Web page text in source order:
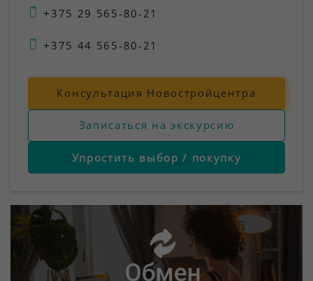
+375 29 565-80-21
+375 44 565-80-21
Консультация Новостройцентра
Записаться на экскурсию
Упростить выбор / покупку